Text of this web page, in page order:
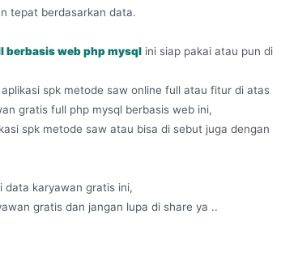
tepat berdasarkan data.
berbasis web php mysql ini siap pakai atau pun di
spk metode saw online full atau fitur di atas
gratis full php mysql berbasis web ini,
spk metode saw atau bisa di sebut juga dengan
data karyawan gratis ini,
gratis dan jangan lupa di share ya ..